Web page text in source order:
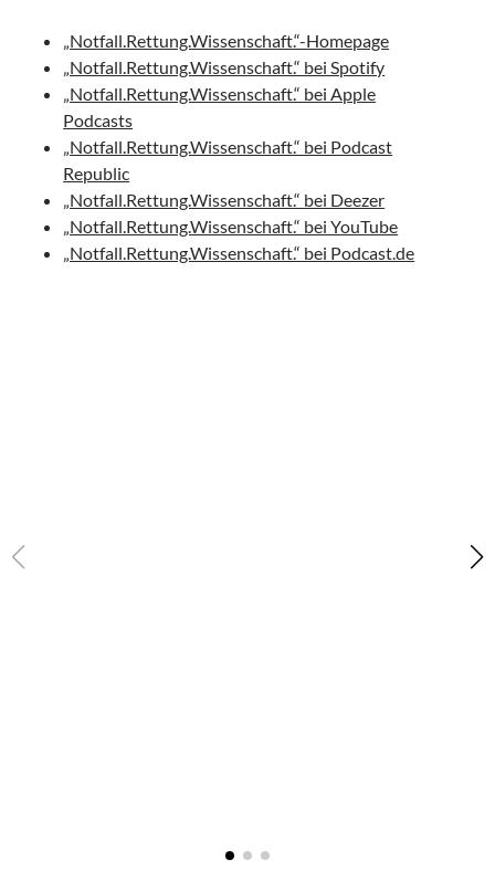
„Notfall.Rettung.Wissenschaft.“-Homepage
„Notfall.Rettung.Wissenschaft.“ bei Spotify
„Notfall.Rettung.Wissenschaft.“ bei Apple
Podcasts
„Notfall.Rettung.Wissenschaft.“ bei Podcast
Republic
„Notfall.Rettung.Wissenschaft.“ bei Deezer
„Notfall.Rettung.Wissenschaft.“ bei YouTube
„Notfall.Rettung.Wissenschaft.“ bei Podcast.de